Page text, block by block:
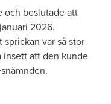
och beslutade att
2026.
var så stor
insett att den kunde